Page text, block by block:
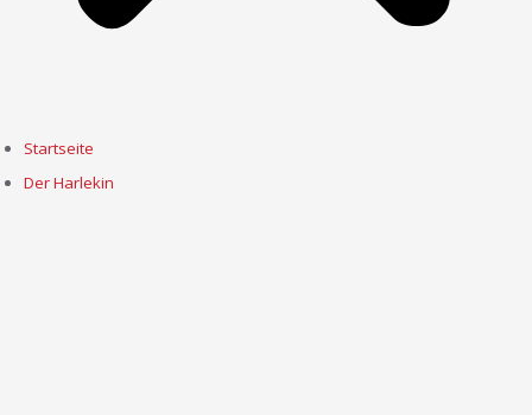
Startseite
Der Harlekin